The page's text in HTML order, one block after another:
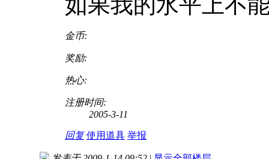
金币:
奖励:
热心:
注册时间:
2005-3-11
回复 使用道具 举报